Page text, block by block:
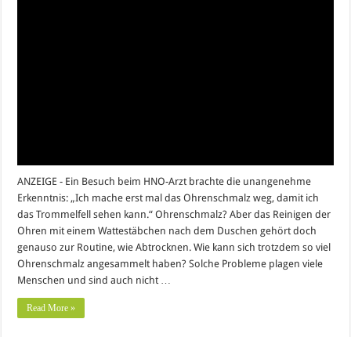
ANZEIGE - Ein Besuch beim HNO-Arzt brachte die unangenehme
Erkenntnis: „Ich mache erst mal das Ohrenschmalz weg, damit ich
das Trommelfell sehen kann.“ Ohrenschmalz? Aber das Reinigen der
Ohren mit einem Wattestäbchen nach dem Duschen gehört doch
genauso zur Routine, wie Abtrocknen. Wie kann sich trotzdem so viel
Ohrenschmalz angesammelt haben? Solche Probleme plagen viele
Menschen und sind auch nicht …
Read More »